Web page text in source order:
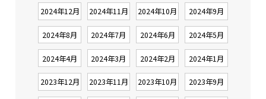
2024年12月 2024年11月 2024年10月 2024年9月
2024年8月 2024年7月 2024年6月 2024年5月
2024年4月 2024年3月 2024年2月 2024年1月
2023年12月 2023年11月 2023年10月 2023年9月